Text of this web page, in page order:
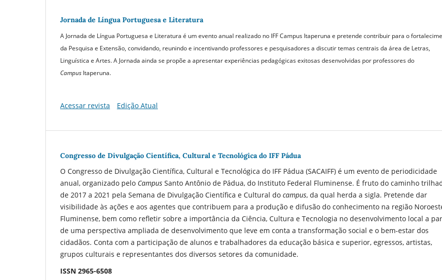
Jornada de Língua Portuguesa e Literatura
A Jornada de Língua Portuguesa e Literatura é um evento anual realizado no IFF Campus Itaperuna e pretende contribuir para o
da Pesquisa e Extensão, convidando, reunindo e incentivando professores e pesquisadores a discutir temas centrais da área de Letras,
Linguística e Artes. A Jornada ainda se propõe a apresentar experiências pedagógicas exitosas desenvolvidas por professores do
Campus Itaperuna.
Acessar revista Edição Atual
Congresso de Divulgação Científica, Cultural e Tecnológica do IFF Pádua
O Congresso de Divulgação Científica, Cultural e Tecnológica do IFF Pádua (SACAIFF) é um evento de periodicidade
anual, organizado pelo Campus Santo Antônio de Pádua, do Instituto Federal Fluminense. É fruto do caminho
de 2017 a 2021 pela Semana de Divulgação Científica e Cultural do campus, da qual herda a sigla. Pretende dar
visibilidade às ações e aos agentes que contribuem para a produção e difusão do conhecimento na região
Fluminense, bem como refletir sobre a importância da Ciência, Cultura e Tecnologia no desenvolvimento local a
de uma perspectiva ampliada de desenvolvimento que leve em conta a transformação social e o bem-estar dos
cidadãos. Conta com a participação de alunos e trabalhadores da educação básica e superior, egressos, artistas,
grupos culturais e representantes dos diversos setores da comunidade.
ISSN 2965-6508